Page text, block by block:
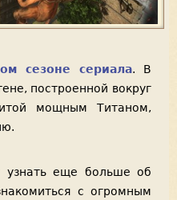
сезоне сериала. В
построенной вокруг
мощным Титаном,
узнать еще больше об
с огромным